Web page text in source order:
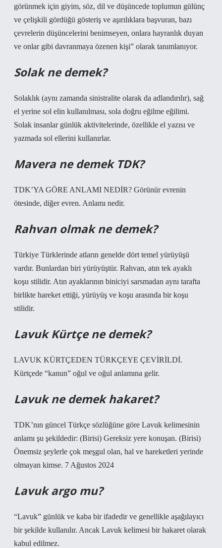
görünmek için giyim, söz, dil ve düşüncede toplumun gülünç
ve çelişkili gördüğü gösteriş ve aşırılıklara başvuran, bazı
çevrelerin düşüncelerini benimseyen, onlara hayranlık duyan
ve onlar gibi davranmaya özenen kişi” olarak tanımlanıyor.
Solak ne demek?
Solaklık (aynı zamanda sinistralite olarak da adlandırılır), sağ
el yerine sol elin kullanılması, sola doğru eğilme eğilimi.
Solak insanlar günlük aktivitelerinde, özellikle el yazısı ve
yazmada sol ellerini kullanırlar.
Mavera ne demek TDK?
TDK’YA GÖRE ANLAMI NEDİR? Görünür evrenin
ötesinde, diğer evren. Anlamı nedir.
Rahvan olmak ne demek?
Türkiye Türklerinde atların genelde dört temel yürüyüşü
vardır. Bunlardan biri yürüyüştür. Rahvan, atın tek ayaklı
koşu stilidir. Atın ayaklarının biniciyi sarsmadan aynı tarafta
birlikte hareket ettiği, yürüyüş ve koşu arasında bir koşu
stilidir.
Lavuk Kürtçe ne demek?
LAVUK KÜRTÇEDEN TÜRKÇEYE ÇEVİRİLDİ.
Kürtçede “kanun” oğul ve oğul anlamına gelir.
Lavuk ne demek hakaret?
TDK’nın güncel Türkçe sözlüğüne göre Lavuk kelimesinin
anlamı şu şekildedir: (Birisi) Gereksiz yere konuşan. (Birisi)
Önemsiz şeylerle çok meşgul olan, hal ve hareketleri yerinde
olmayan kimse. 7 Ağustos 2024
Lavuk argo mu?
“Lavuk” günlük ve kaba bir ifadedir ve genellikle aşağılayıcı
bir şekilde kullanılır. Ancak Lavuk kelimesi bir hakaret olarak
kabul edilmez.